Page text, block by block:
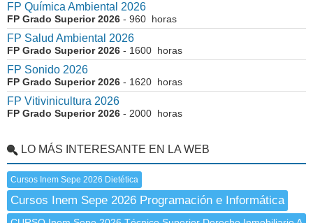
FP Química Ambiental 2026
FP Grado Superior 2026 - 960 horas
FP Salud Ambiental 2026
FP Grado Superior 2026 - 1600 horas
FP Sonido 2026
FP Grado Superior 2026 - 1620 horas
FP Vitivinicultura 2026
FP Grado Superior 2026 - 2000 horas
LO MÁS INTERESANTE EN LA WEB
Cursos Inem Sepe 2026 Dietética
Cursos Inem Sepe 2026 Programación e Informática